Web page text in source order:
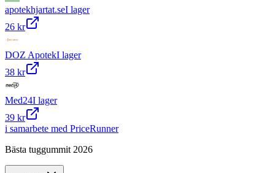
apotekhjartat.seI lager
26 kr
DOZ ApotekI lager
38 kr
Med24I lager
39 kr
i samarbete med PriceRunner
Bästa tuggummit 2026